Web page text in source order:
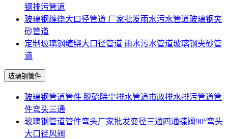
钢排污管道
玻璃钢缠绕大口径管道 厂家批发雨水污水管道玻璃钢夹
砂管道
定制玻璃钢缠绕大口径管道 雨水污水管道玻璃钢夹砂管
道
玻璃钢管件
玻璃钢管道管件 脱硫除尘排水管道市政排水排污管道管
件弯头三通
玻璃钢管道管件弯头厂家批发变径三通四通蝶阀90°弯头
大口径风阀